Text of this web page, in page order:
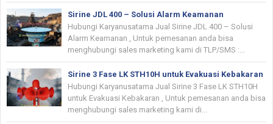
Sirine JDL 400 – Solusi Alarm Keamanan
Hubungi Karyanusatama Jual Sirine JDL 400 – Solusi
Alarm Keamanan , Untuk pemesanan anda bisa
menghubungi sales marketing kami di TLP/SMS :...
Sirine 3 Fase LK STH10H untuk Evakuasi Kebakaran
Hubungi Karyanusatama Jual Sirine 3 Fase LK STH10H
untuk Evakuasi Kebakaran , Untuk pemesanan anda bisa
menghubungi sales marketing kami di...